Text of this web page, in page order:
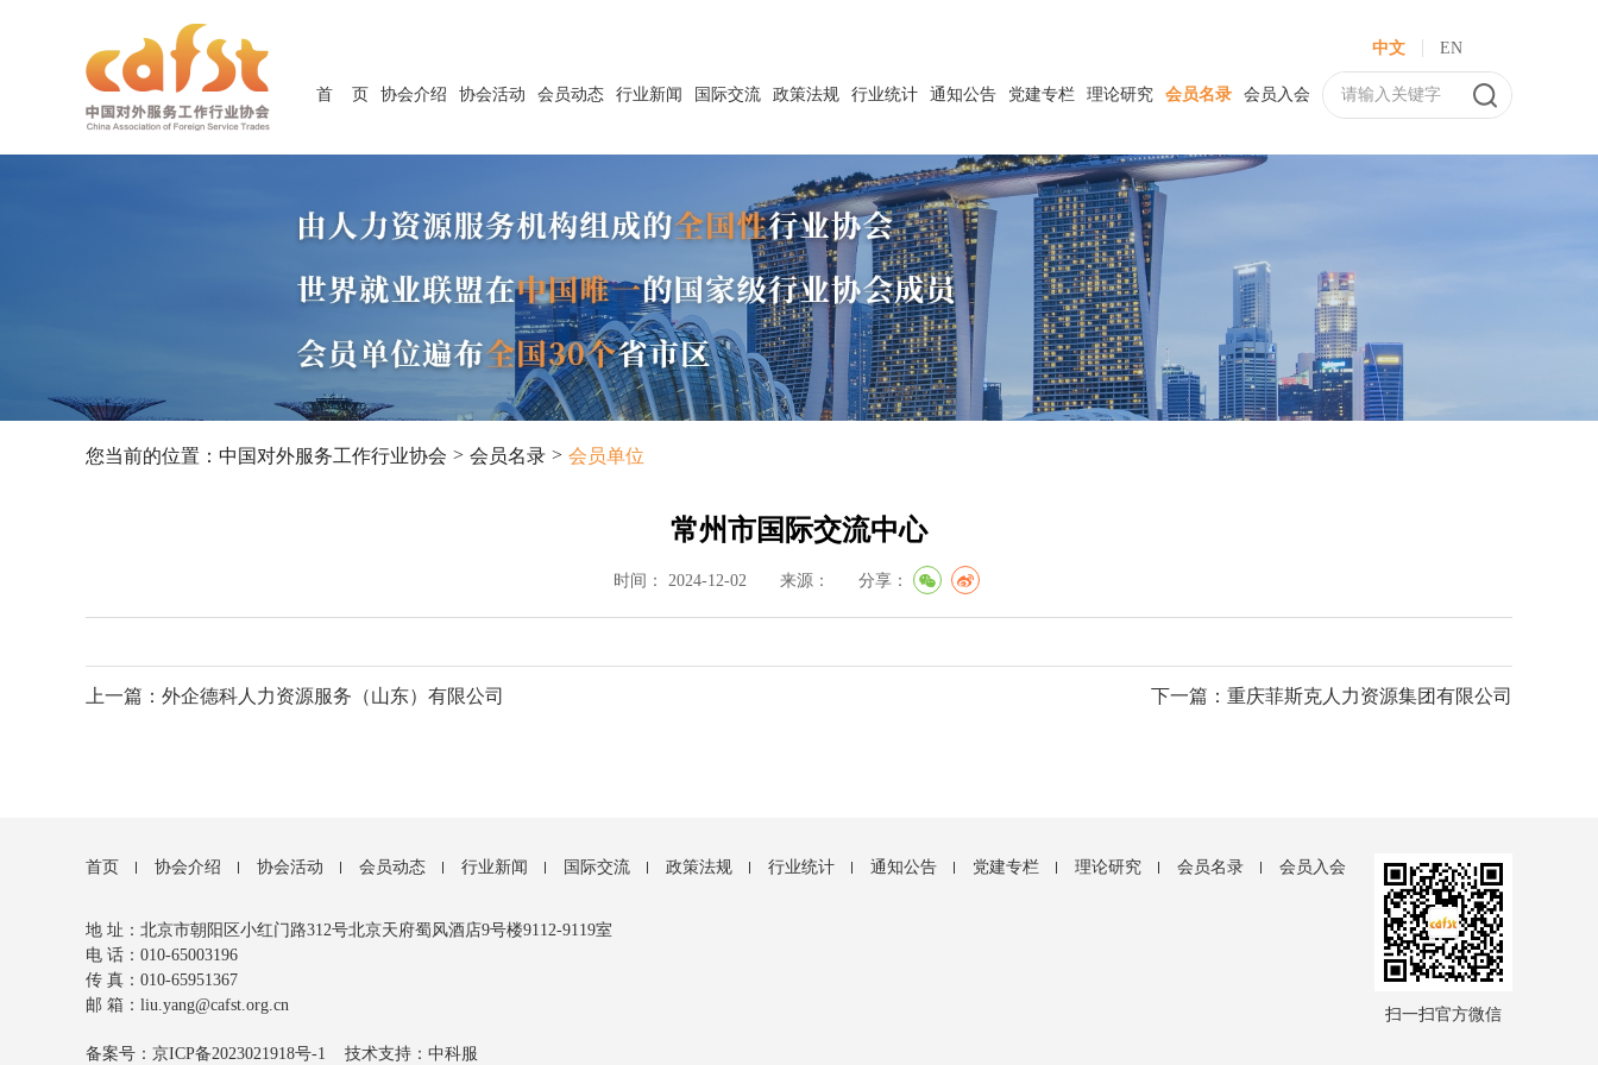
中文 EN
首 页 协会介绍 协会活动 会员动态 行业新闻 国际交流 政策法规 行业统计 通知公告 党建专栏 理论研究 会员名录 会员入会
您当前的位置： 中国对外服务工作行业协会 > 会员名录 > 会员单位
常州市国际交流中心
时间： 2024-12-02 来源： 分享：
上一篇：外企德科人力资源服务（山东）有限公司 下一篇：重庆菲斯克人力资源集团有限公司
首页 协会介绍 协会活动 会员动态 行业新闻 国际交流 政策法规 行业统计 通知公告 党建专栏 理论研究 会员名录 会员入会
地 址：北京市朝阳区小红门路312号北京天府蜀风酒店9号楼9112-9119室
电 话：010-65003196
传 真：010-65951367
邮 箱：liu.yang@cafst.org.cn
备案号：京ICP备2023021918号-1 技术支持：中科服
扫一扫官方微信